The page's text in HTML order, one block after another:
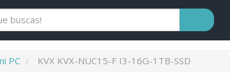
PC KVX KVX-NUC15-F I3-16G-1TB-SSD